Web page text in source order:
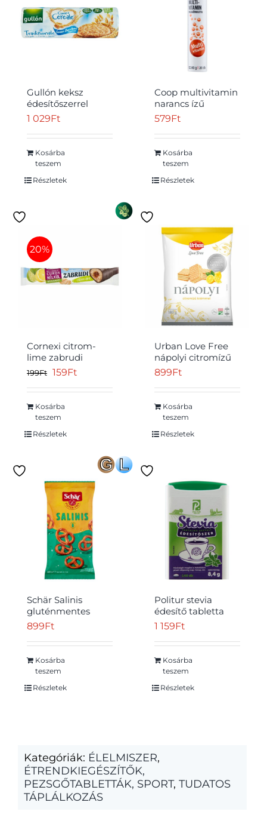
Gullón keksz
édesítőszerrel
hozzáadott cukor
1 029Ft
Kosárba
teszem
Részletek
Coop multivitamin
narancs ízű
pezsgőtabletta 20
579Ft
Kosárba
teszem
Részletek
20%
Cornexi citrom-
lime zabrudi
édesítőszerrel,
nélkül 30 g
199Ft Original
price
was:
199Ft.
159FtCurrent
price
Kosárba
teszem
Részletek
Urban Love Free
nápolyi citromízű
krémmel,
g
899Ft
Kosárba
teszem
Részletek
Schär Salinis
gluténmentes
perec 60 g
899Ft
Kosárba
teszem
Részletek
Politur stevia
édesítő tabletta
140 db 8,4 g
1 159Ft
Kosárba
teszem
Részletek
Kategóriák: ÉLELMISZER,
ÉTRENDKIEGÉSZÍTŐK,
PEZSGŐTABLETTÁK, SPORT, TUDATOS
TÁPLÁLKOZÁS